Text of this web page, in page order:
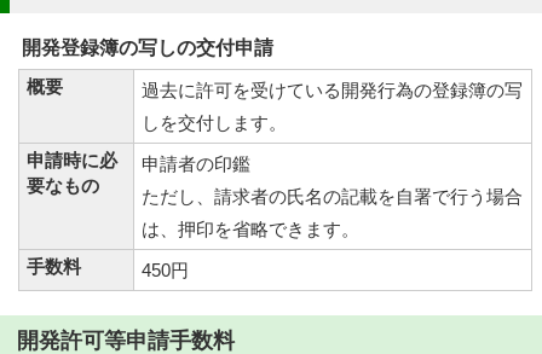
開発登録簿の写しの交付申請
概要
過去に許可を受けている開発行為の登録簿の写
しを交付します。
申請時に必
要なもの
申請者の印鑑
ただし、請求者の氏名の記載を自署で行う場合
は、押印を省略できます。
手数料
450円
開発許可等申請手数料